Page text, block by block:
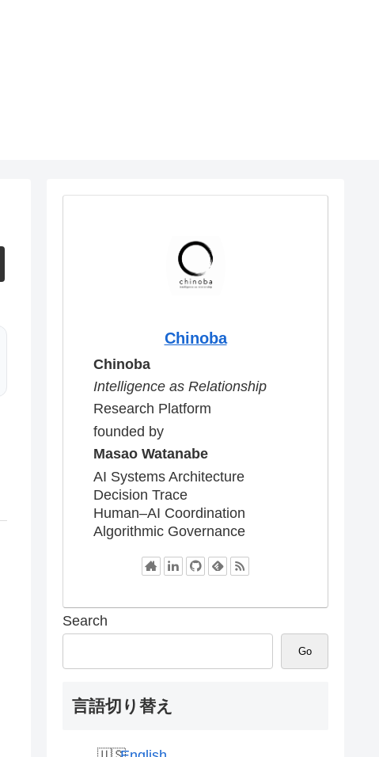
Chinoba
Chinoba
Intelligence as Relationship
Research Platform
founded by
Masao Watanabe
AI Systems Architecture
Decision Trace
Human–AI Coordination
Algorithmic Governance
Search
Go
言語切り替え